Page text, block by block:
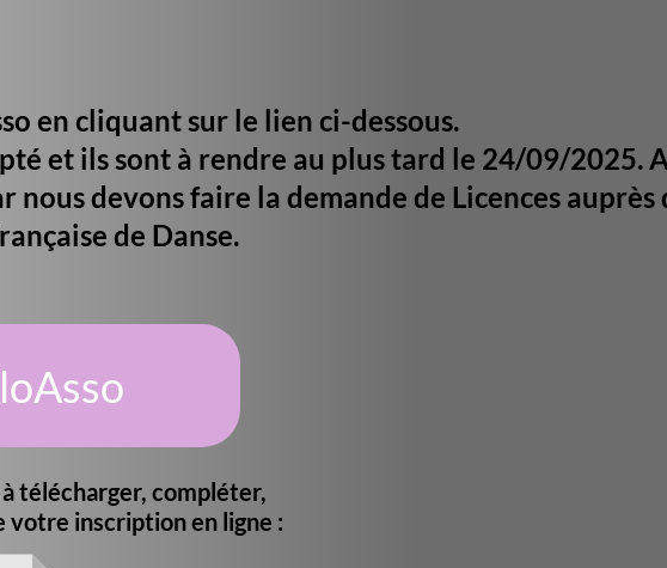
sur le lien ci-dessous.
à rendre au plus tard le 24/09/2025. Après
faire la demande de Licences auprès de la
en ligne :